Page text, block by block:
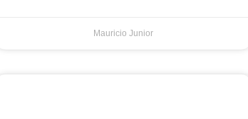
Mauricio Junior